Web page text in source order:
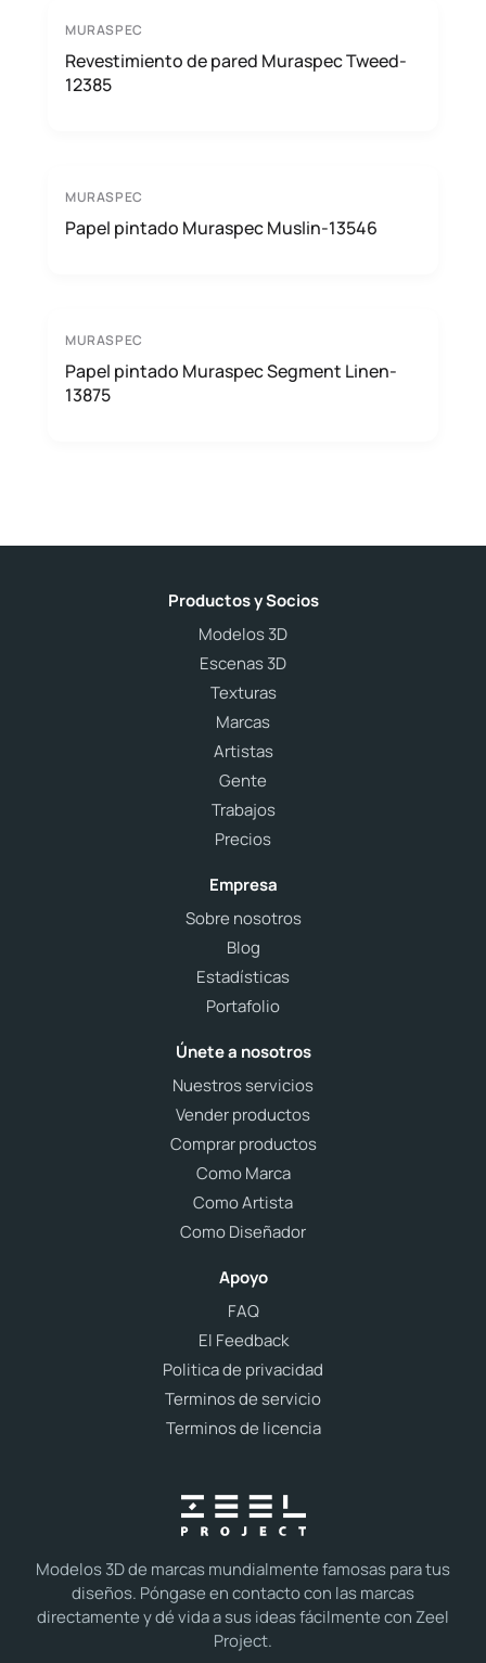
MURASPEC
Revestimiento de pared Muraspec Tweed-
12385
MURASPEC
Papel pintado Muraspec Muslin-13546
MURASPEC
Papel pintado Muraspec Segment Linen-
13875
Modelos 3D de marcas mundialmente famosas para tus
diseños. Póngase en contacto con las marcas
directamente y dé vida a sus ideas fácilmente con Zeel
Project.
Productos y Socios
Modelos 3D
Escenas 3D
Texturas
Marcas
Artistas
Gente
Trabajos
Precios
Empresa
Sobre nosotros
Blog
Estadísticas
Portafolio
Únete a nosotros
Nuestros servicios
Vender productos
Comprar productos
Como Marca
Como Artista
Como Diseñador
Apoyo
FAQ
El Feedback
Politica de privacidad
Terminos de servicio
Terminos de licencia